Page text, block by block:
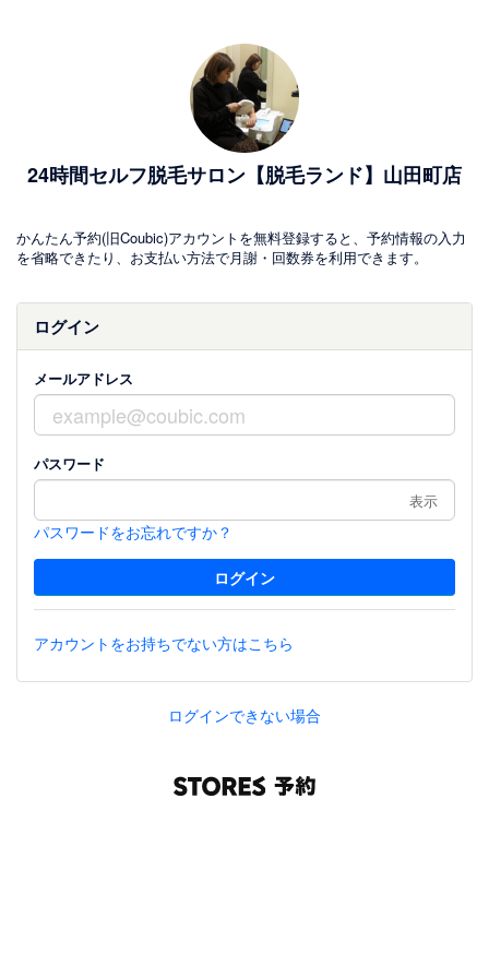
24時間セルフ脱毛サロン【脱毛ランド】山田町店
かんたん予約(旧Coubic)アカウントを無料登録すると、予約情報の入力
を省略できたり、お支払い方法で月謝・回数券を利用できます。
ログイン
メールアドレス
パスワード
表示
パスワードをお忘れですか？
アカウントをお持ちでない方はこちら
ログインできない場合